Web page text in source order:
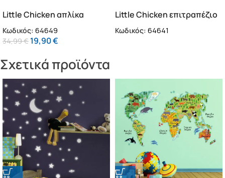
Little Chicken απλίκα
τοίχου (64649)
Κωδικός: 64649
34,99€ 19,90€
Little Chicken επιτραπέζιο
παιδικό φωτιστικό (64641)
Κωδικός: 64641
Σχετικά προϊόντα